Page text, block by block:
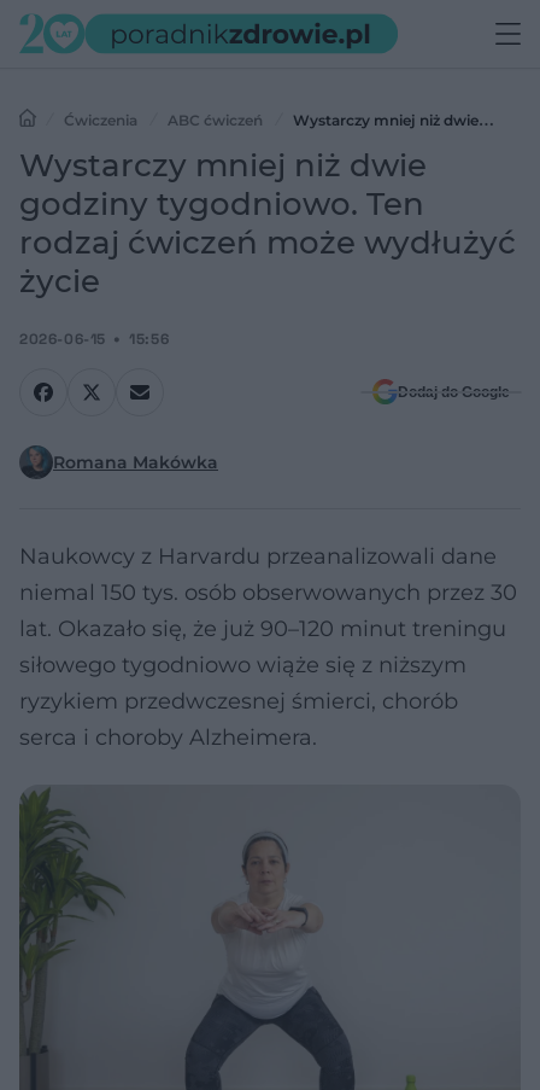
Ćwiczenia ABC ćwiczeń
Wystarczy mniej niż dwie
godziny tygodniowo. Ten rodzaj ćwiczeń może wydłużyć życie
Wystarczy mniej niż dwie
godziny tygodniowo. Ten
rodzaj ćwiczeń może wydłużyć
życie
2026-06-15 15:56
Dodaj do Google
Romana Makówka
Naukowcy z Harvardu przeanalizowali dane
niemal 150 tys. osób obserwowanych przez 30
lat. Okazało się, że już 90–120 minut treningu
siłowego tygodniowo wiąże się z niższym
ryzykiem przedwczesnej śmierci, chorób
serca i choroby Alzheimera.